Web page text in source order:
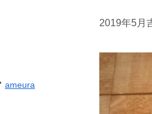
ameura
2019年5月